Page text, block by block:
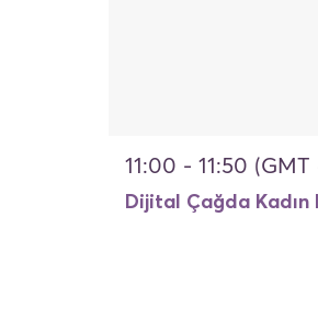
11:00 - 11:50 (GMT
Dijital Çağda Kadın